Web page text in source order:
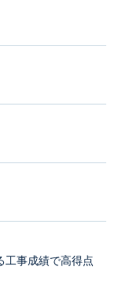
工事成績で高得点